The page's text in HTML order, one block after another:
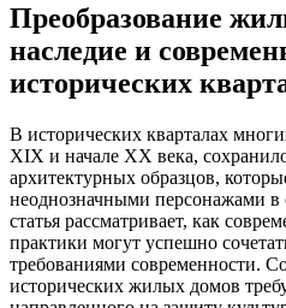
Преобразование
наследие и
исторических
В исторических кварталах
XIX и начале XX века,
архитектурных образцов,
неоднозначными персонажами в
статья рассматривает, как
практики могут успешно
требованиями современности.
исторических жилых домов